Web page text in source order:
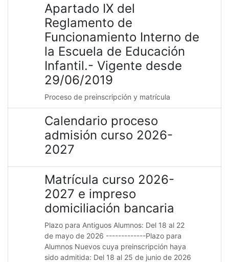
Apartado IX del
Reglamento de
Funcionamiento Interno de
la Escuela de Educación
Infantil.- Vigente desde
29/06/2019
Proceso de preinscripción y matrícula
Calendario proceso
admisión curso 2026-
2027
Matrícula curso 2026-
2027 e impreso
domiciliación bancaria
Plazo para Antiguos Alumnos: Del 18 al 22
de mayo de 2026 -------------Plazo para
Alumnos Nuevos cuya preinscripción haya
sido admitida: Del 18 al 25 de junio de 2026